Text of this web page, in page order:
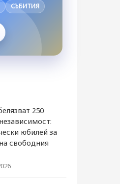
СЪБИТИЯ
250
юбилей за
свободния